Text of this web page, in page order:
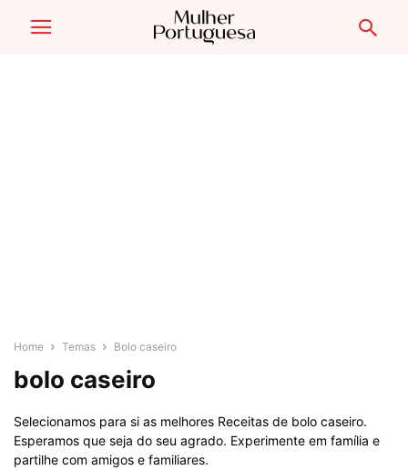
Home Temas Bolo caseiro
bolo caseiro
Selecionamos para si as melhores Receitas de bolo caseiro.
Esperamos que seja do seu agrado. Experimente em família e
partilhe com amigos e familiares.